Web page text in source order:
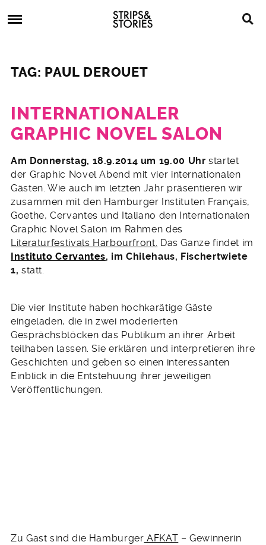
to
Strips
&
Stories
Comics,
TAG: PAUL DEROUET
INTERNATIONALER
GRAPHIC NOVEL SALON
6.
August
2014
Am Donnerstag, 18.9.2014 um 19.00 Uhr startet
der Graphic Novel Abend mit vier internationalen
Gästen. Wie auch im letzten Jahr präsentieren wir
zusammen mit den Hamburger Instituten Français,
Goethe, Cervantes und Italiano den Internationalen
Graphic Novel Salon im Rahmen des
Literaturfestivals Harbourfront. Das Ganze findet im
Instituto Cervantes, im Chilehaus, Fischertwiete
1, statt.
Die vier Institute haben hochkarätige Gäste
eingeladen, die in zwei moderierten
Gesprächsblöcken das Publikum an ihrer Arbeit
teilhaben lassen. Sie erklären und interpretieren ihre
Geschichten und geben so einen interessanten
Einblick in die Entstehuung ihrer jeweiligen
Veröffentlichungen.
Zu Gast sind die Hamburger AFKAT – Gewinnerin